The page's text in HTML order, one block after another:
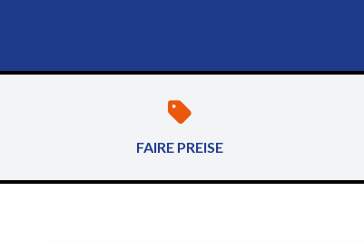
FAIRE PREISE